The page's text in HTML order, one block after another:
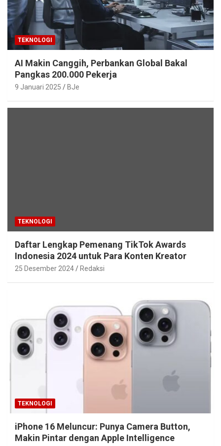
TEKNOLOGI
AI Makin Canggih, Perbankan Global Bakal
Pangkas 200.000 Pekerja
9 Januari 2025 BJe
TEKNOLOGI
Daftar Lengkap Pemenang TikTok Awards
Indonesia 2024 untuk Para Konten Kreator
25 Desember 2024 Redaksi
TEKNOLOGI
iPhone 16 Meluncur: Punya Camera Button,
Makin Pintar dengan Apple Intelligence